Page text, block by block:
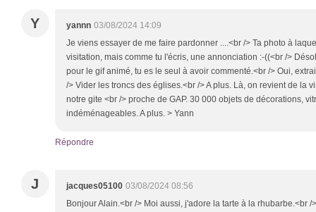
Y yannn 03/08/2024 14:09
Je viens essayer de me faire pardonner ....<br /> Ta photo à
visitation, mais comme tu l'écris, une annonciation :-((<br />
pour le gif animé, tu es le seul à avoir commenté.<br /> Oui,
/> Vider les troncs des églises.<br /> A plus. Là, on revient de la
notre gite <br /> proche de GAP. 30 000 objets de décorations,
indéménageables. A plus. > Yann
Répondre
J jacques05100 03/08/2024 08:56
Bonjour Alain.<br /> Moi aussi, j'adore la tarte à la rhubarbe.<br